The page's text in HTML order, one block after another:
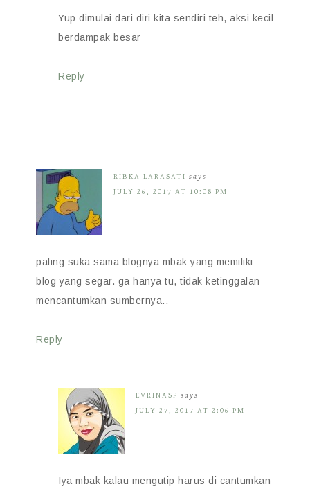
Yup dimulai dari diri kita sendiri teh, aksi kecil
berdampak besar
Reply
RIBKA LARASATI says
JULY 26, 2017 AT 10:08 PM
paling suka sama blognya mbak yang memiliki
blog yang segar. ga hanya tu, tidak ketinggalan
mencantumkan sumbernya..
Reply
EVRINASP says
JULY 27, 2017 AT 2:06 PM
Iya mbak kalau mengutip harus di cantumkan